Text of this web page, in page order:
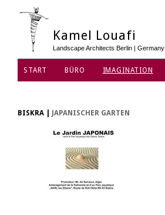
Kamel Louafi
Landscape Architects Berlin | Germany
START BÜRO IMAGINATION
BISKRA JAPANISCHER GARTEN